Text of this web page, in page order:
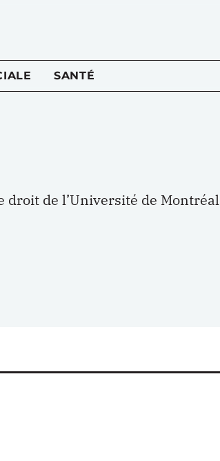
SANTÉ
de l’Université de Montréal